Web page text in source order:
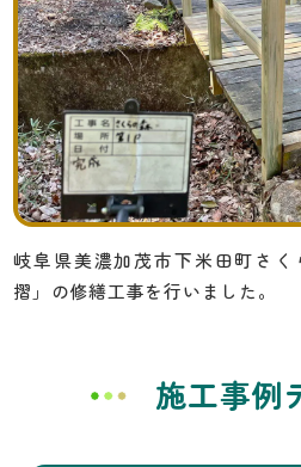
岐阜県美濃加茂市下米田町さく
摺」の修繕工事を行いました。
施工事例